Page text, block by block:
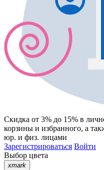
Скидка от 3% до 15% в
корзины и избранного, а
юр. и физ. лицами
Зарегистрироваться Войти
Выбор цвета
xmark